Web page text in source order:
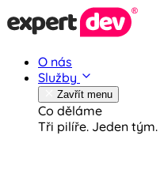
O nás
Služby
Zavřít menu
Co děláme
Tři pilíře. Jeden tým.